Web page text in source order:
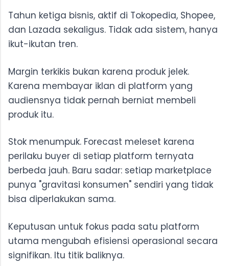
Tahun ketiga bisnis, aktif di Tokopedia, Shopee,
dan Lazada sekaligus. Tidak ada sistem, hanya
ikut-ikutan tren.
Margin terkikis bukan karena produk jelek.
Karena membayar iklan di platform yang
audiensnya tidak pernah berniat membeli
produk itu.
Stok menumpuk. Forecast meleset karena
perilaku buyer di setiap platform ternyata
berbeda jauh. Baru sadar: setiap marketplace
punya "gravitasi konsumen" sendiri yang tidak
bisa diperlakukan sama.
Keputusan untuk fokus pada satu platform
utama mengubah efisiensi operasional secara
signifikan. Itu titik baliknya.